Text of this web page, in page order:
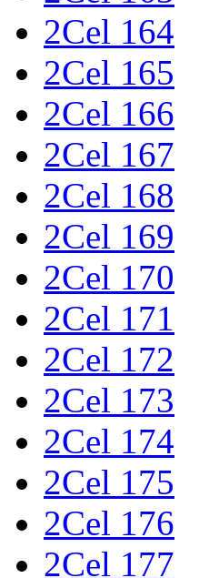
2Cel 164
2Cel 165
2Cel 166
2Cel 167
2Cel 168
2Cel 169
2Cel 170
2Cel 171
2Cel 172
2Cel 173
2Cel 174
2Cel 175
2Cel 176
2Cel 177